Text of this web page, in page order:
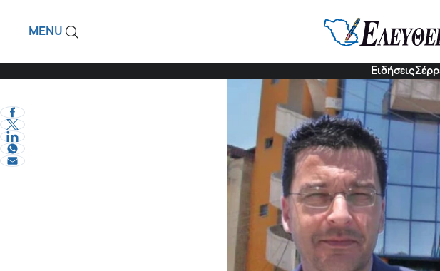
MENU
Ειδήσεις
Κώστας Σαραφίδης:
13 Νοε 2022, 11:51